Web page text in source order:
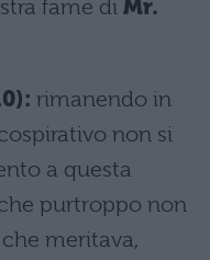
fame di Mr.
rimanendo in
non si
a questa
purtroppo non
meritava,